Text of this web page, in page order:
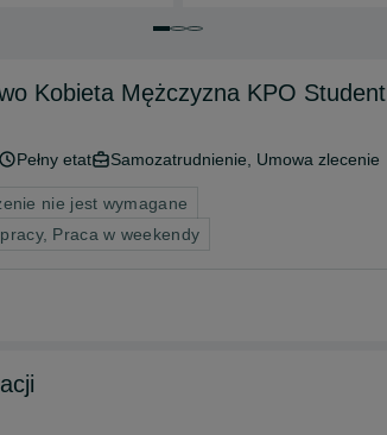
Przejdź do slajdu 1 z 3
Przejdź do slajdu 2 z 3
Przejdź do slajdu 3 z 3
Kobieta Mężczyzna KPO Student
Pełny etat Samozatrudnienie, Umowa zlecenie
nie jest wymagane
Praca w weekendy